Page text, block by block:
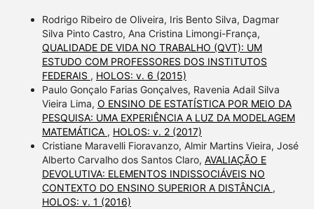
Rodrigo Ribeiro de Oliveira, Iris Bento Silva, Dagmar
Silva Pinto Castro, Ana Cristina Limongi-França,
QUALIDADE DE VIDA NO TRABALHO (QVT): UM
ESTUDO COM PROFESSORES DOS INSTITUTOS
FEDERAIS , HOLOS: v. 6 (2015)
Paulo Gonçalo Farias Gonçalves, Ravenia Adail Silva
Vieira Lima, O ENSINO DE ESTATÍSTICA POR MEIO DA
PESQUISA: UMA EXPERIÊNCIA A LUZ DA MODELAGEM
MATEMÁTICA , HOLOS: v. 2 (2017)
Cristiane Maravelli Fioravanzo, Almir Martins Vieira, José
Alberto Carvalho dos Santos Claro, AVALIAÇÃO E
DEVOLUTIVA: ELEMENTOS INDISSOCIÁVEIS NO
CONTEXTO DO ENSINO SUPERIOR A DISTÂNCIA ,
HOLOS: v. 1 (2016)